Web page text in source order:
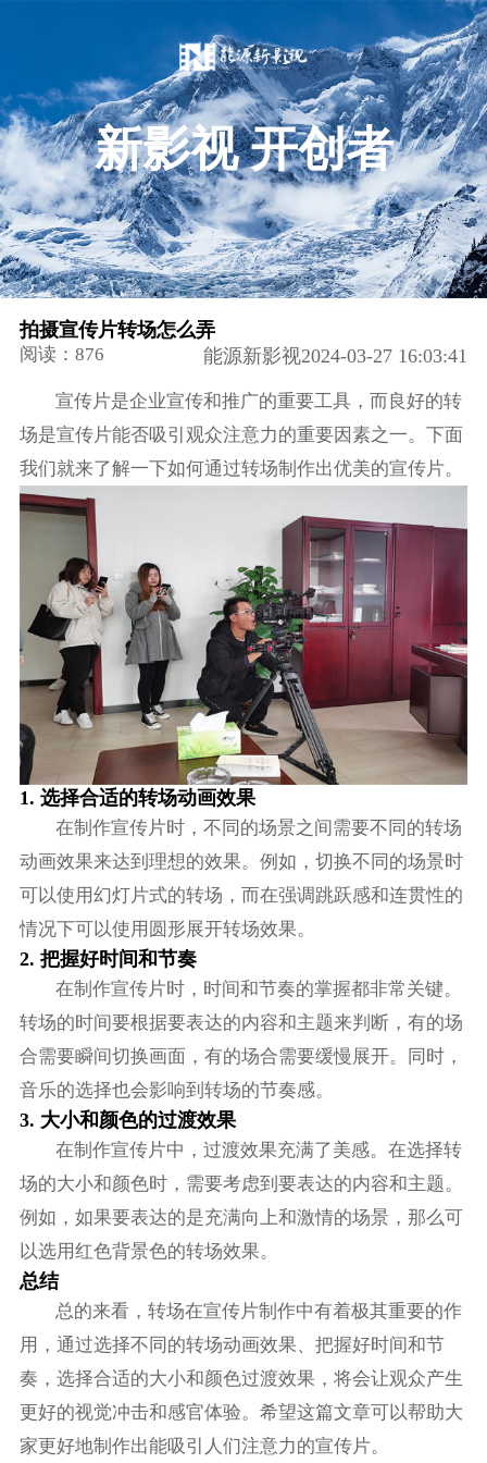
新影视 开创者
拍摄宣传片转场怎么弄
阅读：876 能源新影视2024-03-27 16:03:41
宣传片是企业宣传和推广的重要工具，而良好的转
场是宣传片能否吸引观众注意力的重要因素之一。下面
我们就来了解一下如何通过转场制作出优美的宣传片。
1. 选择合适的转场动画效果
在制作宣传片时，不同的场景之间需要不同的转场
动画效果来达到理想的效果。例如，切换不同的场景时
可以使用幻灯片式的转场，而在强调跳跃感和连贯性的
情况下可以使用圆形展开转场效果。
2. 把握好时间和节奏
在制作宣传片时，时间和节奏的掌握都非常关键。
转场的时间要根据要表达的内容和主题来判断，有的场
合需要瞬间切换画面，有的场合需要缓慢展开。同时，
音乐的选择也会影响到转场的节奏感。
3. 大小和颜色的过渡效果
在制作宣传片中，过渡效果充满了美感。在选择转
场的大小和颜色时，需要考虑到要表达的内容和主题。
例如，如果要表达的是充满向上和激情的场景，那么可
以选用红色背景色的转场效果。
总结
总的来看，转场在宣传片制作中有着极其重要的作
用，通过选择不同的转场动画效果、把握好时间和节
奏，选择合适的大小和颜色过渡效果，将会让观众产生
更好的视觉冲击和感官体验。希望这篇文章可以帮助大
家更好地制作出能吸引人们注意力的宣传片。